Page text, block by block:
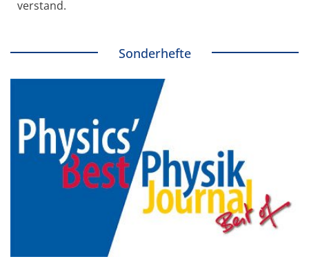
verstand.
Sonderhefte